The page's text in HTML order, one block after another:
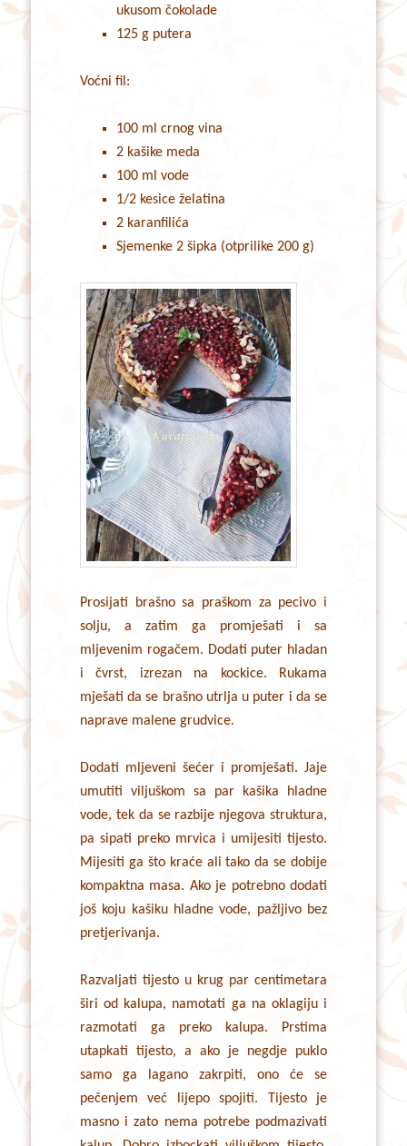
ukusom čokolade
125 g putera
Voćni fil:
100 ml crnog vina
2 kašike meda
100 ml vode
1/2 kesice želatina
2 karanfilića
Sjemenke 2 šipka (otprilike 200 g)
Prosijati brašno sa praškom za pecivo i
solju, a zatim ga promješati i sa
mljevenim rogačem. Dodati puter hladan
i čvrst, izrezan na kockice. Rukama
mješati da se brašno utrlja u puter i da se
naprave malene grudvice.
Dodati mljeveni šećer i promješati. Jaje
umutiti viljuškom sa par kašika hladne
vode, tek da se razbije njegova struktura,
pa sipati preko mrvica i umijesiti tijesto.
Mijesiti ga što kraće ali tako da se dobije
kompaktna masa. Ako je potrebno dodati
još koju kašiku hladne vode, pažljivo bez
pretjerivanja.
Razvaljati tijesto u krug par centimetara
širi od kalupa, namotati ga na oklagiju i
razmotati ga preko kalupa. Prstima
utapkati tijesto, a ako je negdje puklo
samo ga lagano zakrpiti, ono će se
pečenjem već lijepo spojiti. Tijesto je
masno i zato nema potrebe podmazivati